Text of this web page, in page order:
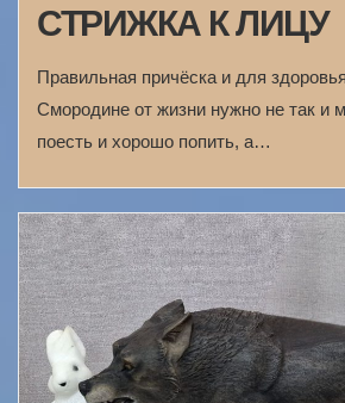
СТРИЖКА К ЛИЦУ
Правильная причёска и для
Смородине от жизни нужно не так и
поесть и хорошо попить, а…